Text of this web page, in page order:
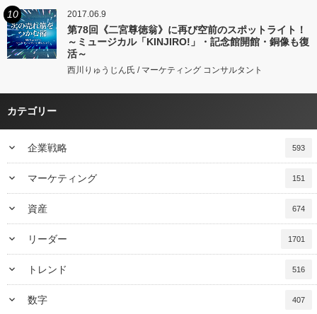
10 2017.06.9
第78回《二宮尊徳翁》に再び空前のスポットライト！
～ミュージカル「KINJIRO!」・記念館開館・銅像も復
活～
西川りゅうじん氏 / マーケティング コンサルタント
カテゴリー
keyboard_arrow_down 企業戦略 593
keyboard_arrow_down マーケティング 151
keyboard_arrow_down 資産 674
keyboard_arrow_down リーダー 1701
keyboard_arrow_down トレンド 516
keyboard_arrow_down 数字 407